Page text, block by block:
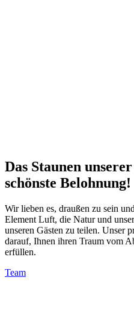
Das Staunen
schönste Belohnung!
Wir lieben es, draußen zu sein
Element Luft, die Natur und
unseren Gästen zu teilen. Unser
darauf, Ihnen ihren Traum vom
erfüllen.
Team